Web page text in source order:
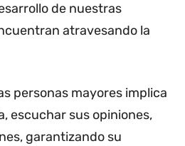
de nuestras
atravesando la
personas mayores implica
escuchar sus opiniones,
garantizando su